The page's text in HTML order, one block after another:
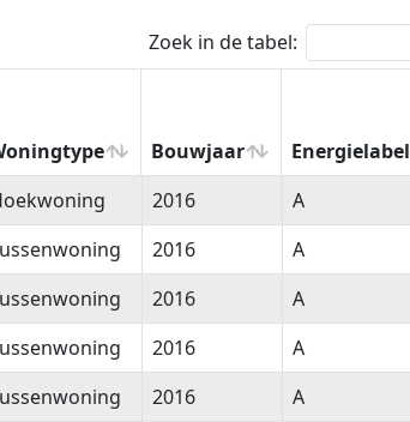
Zoek in de tabel:
Bouwjaar Energielabel
Bouwjaar Energielabel
2016 A
2016 A
2016 A
2016 A
2016 A